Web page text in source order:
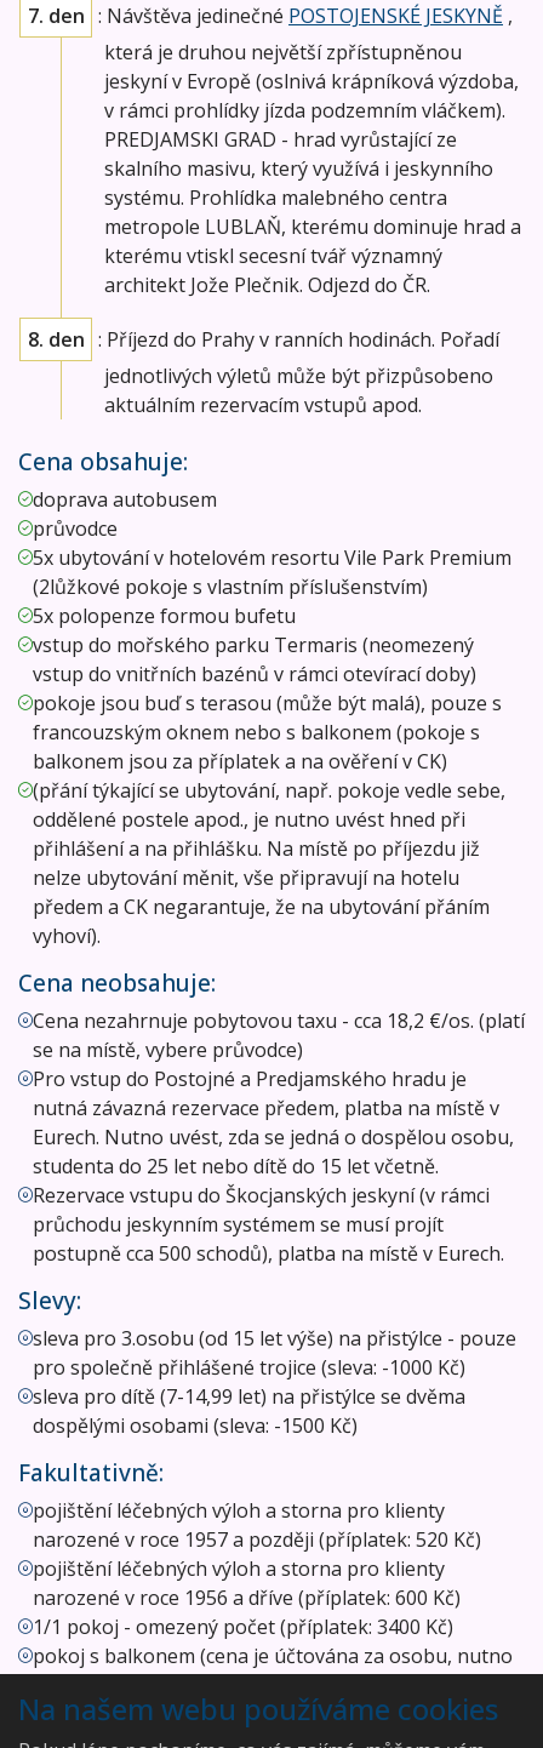
7. den : Návštěva jedinečné POSTOJENSKÉ JESKYNĚ ,
která je druhou největší zpřístupněnou
jeskyní v Evropě (oslnivá krápníková výzdoba,
v rámci prohlídky jízda podzemním vláčkem).
PREDJAMSKI GRAD - hrad vyrůstající ze
skalního masivu, který využívá i jeskynního
systému. Prohlídka malebného centra
metropole LUBLAŇ, kterému dominuje hrad a
kterému vtiskl secesní tvář významný
architekt Jože Plečnik. Odjezd do ČR.
8. den : Příjezd do Prahy v ranních hodinách. Pořadí
jednotlivých výletů může být přizpůsobeno
aktuálním rezervacím vstupů apod.
Cena obsahuje:
doprava autobusem
průvodce
5x ubytování v hotelovém resortu Vile Park Premium
(2lůžkové pokoje s vlastním příslušenstvím)
5x polopenze formou bufetu
vstup do mořského parku Termaris (neomezený
vstup do vnitřních bazénů v rámci otevírací doby)
pokoje jsou buď s terasou (může být malá), pouze s
francouzským oknem nebo s balkonem (pokoje s
balkonem jsou za příplatek a na ověření v CK)
(přání týkající se ubytování, např. pokoje vedle sebe,
oddělené postele apod., je nutno uvést hned při
přihlášení a na přihlášku. Na místě po příjezdu již
nelze ubytování měnit, vše připravují na hotelu
předem a CK negarantuje, že na ubytování přáním
vyhoví).
Cena neobsahuje:
Cena nezahrnuje pobytovou taxu - cca 18,2 €/os. (platí
se na místě, vybere průvodce)
Pro vstup do Postojné a Predjamského hradu je
nutná závazná rezervace předem, platba na místě v
Eurech. Nutno uvést, zda se jedná o dospělou osobu,
studenta do 25 let nebo dítě do 15 let včetně.
Rezervace vstupu do Škocjanských jeskyní (v rámci
průchodu jeskynním systémem se musí projít
postupně cca 500 schodů), platba na místě v Eurech.
Slevy:
sleva pro 3.osobu (od 15 let výše) na přistýlce - pouze
pro společně přihlášené trojice (sleva: -1000 Kč)
sleva pro dítě (7-14,99 let) na přistýlce se dvěma
dospělými osobami (sleva: -1500 Kč)
Fakultativně:
pojištění léčebných výloh a storna pro klienty
narozené v roce 1957 a později (příplatek: 520 Kč)
pojištění léčebných výloh a storna pro klienty
narozené v roce 1956 a dříve (příplatek: 600 Kč)
1/1 pokoj - omezený počet (příplatek: 3400 Kč)
pokoj s balkonem (cena je účtována za osobu, nutno
(příplatek: 500 Kč)
Na našem webu používáme cookies